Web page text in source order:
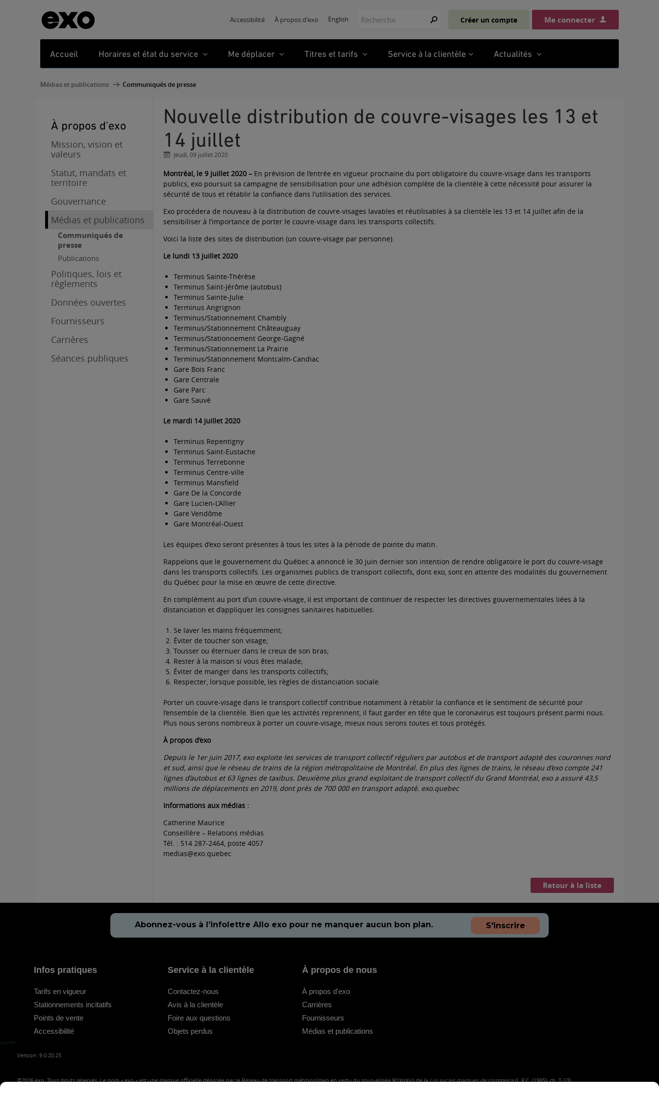
Accessibilité À propos d'exo English Créer un compte Me connecter
Accueil Horaires et état du service Me déplacer Titres et tarifs Service à la clientèle Actualités
Médias et publications Communiqués de presse
À propos d'exo
Mission, vision et
valeurs
Statut, mandats et
territoire
Gouvernance
Médias et publications
Communiqués de
presse
Publications
Politiques, lois et
règlements
Données ouvertes
Fournisseurs
Carrières
Séances publiques
Nouvelle distribution de couvre-visages les 13 et
14 juillet
jeudi, 09 juillet 2020
Montréal, le 9 juillet 2020 – En prévision de l’entrée en vigueur prochaine du port obligatoire du couvre-visage dans les transports
publics, exo poursuit sa campagne de sensibilisation pour une adhésion complète de la clientèle à cette nécessité pour assurer la
sécurité de tous et rétablir la confiance dans l’utilisation des services.
Exo procédera de nouveau à la distribution de couvre-visages lavables et réutilisables à sa clientèle les 13 et 14 juillet afin de la
sensibiliser à l’importance de porter le couvre-visage dans les transports collectifs.
Voici la liste des sites de distribution (un couvre-visage par personne):
Le lundi 13 juillet 2020
Terminus Sainte-Thérèse
Terminus Saint-Jérôme (autobus)
Terminus Sainte-Julie
Terminus Angrignon
Terminus/Stationnement Chambly
Terminus/Stationnement Châteauguay
Terminus/Stationnement George-Gagné
Terminus/Stationnement La Prairie
Terminus/Stationnement Montcalm-Candiac
Gare Bois Franc
Gare Centrale
Gare Parc
Gare Sauvé
Le mardi 14 juillet 2020
Terminus Repentigny
Terminus Saint-Eustache
Terminus Terrebonne
Terminus Centre-ville
Terminus Mansfield
Gare De la Concorde
Gare Lucien-L’Allier
Gare Vendôme
Gare Montréal-Ouest
Les équipes d’exo seront présentes à tous les sites à la période de pointe du matin.
Rappelons que le gouvernement du Québec a annoncé le 30 juin dernier son intention de rendre obligatoire le port du couvre-visage
dans les transports collectifs. Les organismes publics de transport collectifs, dont exo, sont en attente des modalités du gouvernement
du Québec pour la mise en œuvre de cette directive.
En complément au port d’un couvre-visage, il est important de continuer de respecter les directives gouvernementales liées à la
distanciation et d’appliquer les consignes sanitaires habituelles:
Se laver les mains fréquemment;
Éviter de toucher son visage;
Tousser ou éternuer dans le creux de son bras;
Rester à la maison si vous êtes malade;
Éviter de manger dans les transports collectifs;
Respecter, lorsque possible, les règles de distanciation sociale.
Porter un couvre-visage dans le transport collectif contribue notamment à rétablir la confiance et le sentiment de sécurité pour
l’ensemble de la clientèle. Bien que les activités reprennent, il faut garder en tête que le coronavirus est toujours présent parmi nous.
Plus nous serons nombreux à porter un couvre-visage, mieux nous serons toutes et tous protégés.
À propos d’exo
Depuis le 1er juin 2017, exo exploite les services de transport collectif réguliers par autobus et de transport adapté des couronnes nord
et sud, ainsi que le réseau de trains de la région métropolitaine de Montréal. En plus des lignes de trains, le réseau d’exo compte 241
lignes d’autobus et 63 lignes de taxibus. Deuxième plus grand exploitant de transport collectif du Grand Montréal, exo a assuré 43,5
millions de déplacements en 2019, dont près de 700 000 en transport adapté. exo.quebec
Informations aux médias :
Catherine Maurice
Conseillère – Relations médias
Tél. : 514 287-2464, poste 4057
medias@exo.quebec
Retour à la liste
Abonnez-vous à l’infolettre Allo exo pour ne manquer aucun bon plan. S'inscrire
Infos pratiques
Tarifs en vigueur
Stationnements incitatifs
Points de vente
Accessibilité
Service à la clientèle
Contactez-nous
Avis à la clientèle
Foire aux questions
Objets perdus
À propos de nous
À propos d'exo
Carrières
Fournisseurs
Médias et publications
yazu YAZU
Version: 9.0.20.25
©2026exo, Tous droits réservés. Le nom « exo » est une marque officielle déposée par le Réseau de transport métropolitain en vertu du sous-alinéa 9(1)(n)(iii) de laLoi sur les marques de commerce(L.R.C. (1985), ch. T-13).